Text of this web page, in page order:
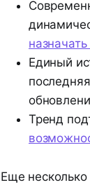
Единый
Тренд
Еще